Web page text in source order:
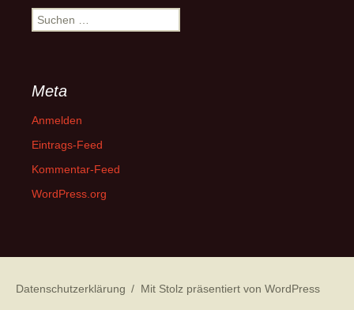
Suchen
nach:
Meta
Anmelden
Eintrags-Feed
Kommentar-Feed
WordPress.org
Datenschutzerklärung Mit Stolz präsentiert von WordPress